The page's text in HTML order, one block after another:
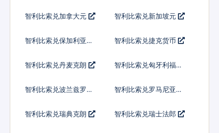
智利比索兑加拿大元 智利比索兑新加坡元
智利比索兑保加利亚列
智利比索兑捷克货币
智利比索兑丹麦克朗 智利比索兑匈牙利福林
智利比索兑波兰兹罗提
智利比索兑罗马尼亚新
智利比索兑瑞典克朗 智利比索兑瑞士法郎